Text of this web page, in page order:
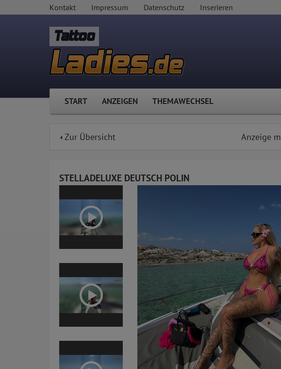
Kontakt Impressum Datenschutz Inserieren
Tattoo
START ANZEIGEN THEMAWECHSEL
Zur Übersicht Anzeige
STELLADELUXE DEUTSCH POLIN